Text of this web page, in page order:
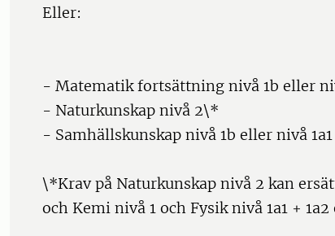
Eller:
- Matematik fortsättning nivå 1b eller
- Naturkunskap nivå 2\*
- Samhällskunskap nivå 1b eller nivå 1a1
\*Krav på Naturkunskap nivå 2 kan
och Kemi nivå 1 och Fysik nivå 1a1 +